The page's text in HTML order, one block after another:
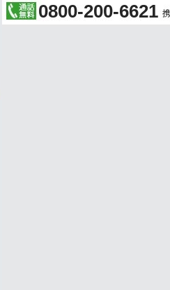
0800-200-6621